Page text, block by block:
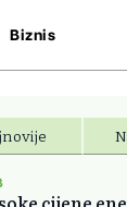
Biznis